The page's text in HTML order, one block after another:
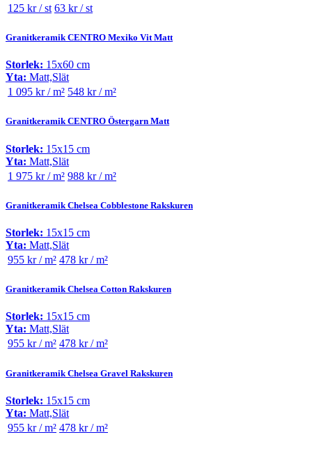
125 kr / st 63 kr / st
Granitkeramik CENTRO Mexiko Vit Matt
Storlek: 15x60 cm
Yta: Matt,Slät
1 095 kr / m² 548 kr / m²
Granitkeramik CENTRO Östergarn Matt
Storlek: 15x15 cm
Yta: Matt,Slät
1 975 kr / m² 988 kr / m²
Granitkeramik Chelsea Cobblestone Rakskuren
Storlek: 15x15 cm
Yta: Matt,Slät
955 kr / m² 478 kr / m²
Granitkeramik Chelsea Cotton Rakskuren
Storlek: 15x15 cm
Yta: Matt,Slät
955 kr / m² 478 kr / m²
Granitkeramik Chelsea Gravel Rakskuren
Storlek: 15x15 cm
Yta: Matt,Slät
955 kr / m² 478 kr / m²